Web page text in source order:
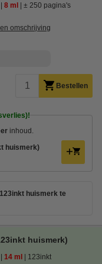
8 ml ± 250 pagina's
omschrijving
Bestellen
inhoud.
huismerk)
huismerk te
huismerk)
14 ml 123inkt